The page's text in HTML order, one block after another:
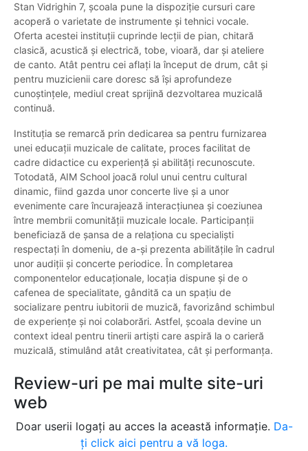
Stan Vidrighin 7, școala pune la dispoziție cursuri care
acoperă o varietate de instrumente și tehnici vocale.
Oferta acestei instituții cuprinde lecții de pian, chitară
clasică, acustică și electrică, tobe, vioară, dar și ateliere
de canto. Atât pentru cei aflați la început de drum, cât și
pentru muzicienii care doresc să își aprofundeze
cunoștințele, mediul creat sprijină dezvoltarea muzicală
continuă.
Instituția se remarcă prin dedicarea sa pentru furnizarea
unei educații muzicale de calitate, proces facilitat de
cadre didactice cu experiență și abilități recunoscute.
Totodată, AIM School joacă rolul unui centru cultural
dinamic, fiind gazda unor concerte live și a unor
evenimente care încurajează interacțiunea și coeziunea
între membrii comunității muzicale locale. Participanții
beneficiază de șansa de a relaționa cu specialiști
respectați în domeniu, de a-și prezenta abilitățile în cadrul
unor audiții și concerte periodice. În completarea
componentelor educaționale, locația dispune și de o
cafenea de specialitate, gândită ca un spațiu de
socializare pentru iubitorii de muzică, favorizând schimbul
de experiențe și noi colaborări. Astfel, școala devine un
context ideal pentru tinerii artiști care aspiră la o carieră
muzicală, stimulând atât creativitatea, cât și performanța.
Review-uri pe mai multe site-uri
web
Doar userii logați au acces la această informație. Da-
ți click aici pentru a vă loga.